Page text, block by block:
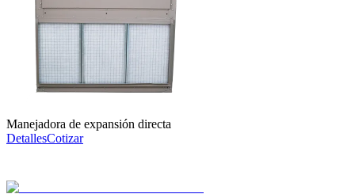
Manejadora de expansión directa
DetallesCotizar